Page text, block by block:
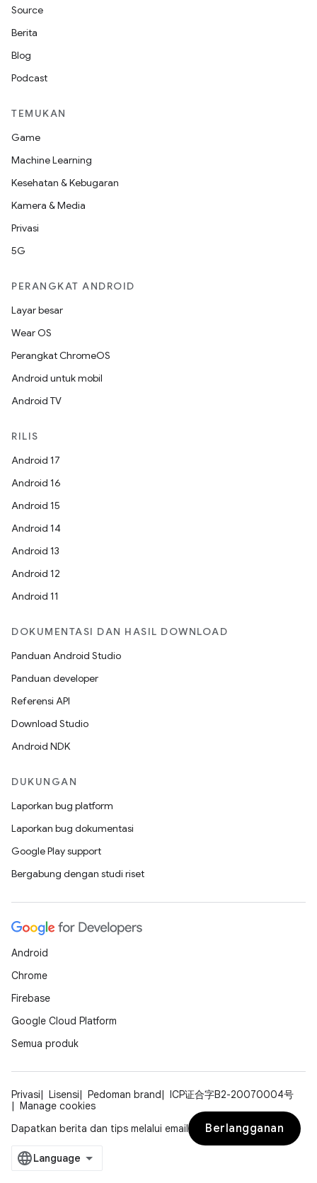
Source
Berita
Blog
Podcast
TEMUKAN
Game
Machine Learning
Kesehatan & Kebugaran
Kamera & Media
Privasi
5G
PERANGKAT ANDROID
Layar besar
Wear OS
Perangkat ChromeOS
Android untuk mobil
Android TV
RILIS
Android 17
Android 16
Android 15
Android 14
Android 13
Android 12
Android 11
DOKUMENTASI DAN HASIL DOWNLOAD
Panduan Android Studio
Panduan developer
Referensi API
Download Studio
Android NDK
DUKUNGAN
Laporkan bug platform
Laporkan bug dokumentasi
Google Play support
Bergabung dengan studi riset
Android
Chrome
Firebase
Google Cloud Platform
Semua produk
Privasi Lisensi Pedoman brand
ICP证合字B2-20070004号
Manage cookies
Dapatkan berita dan tips melalui email
Berlangganan